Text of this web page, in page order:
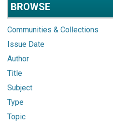
BROWSE
Communities & Collections
Issue Date
Author
Title
Subject
Type
Topic